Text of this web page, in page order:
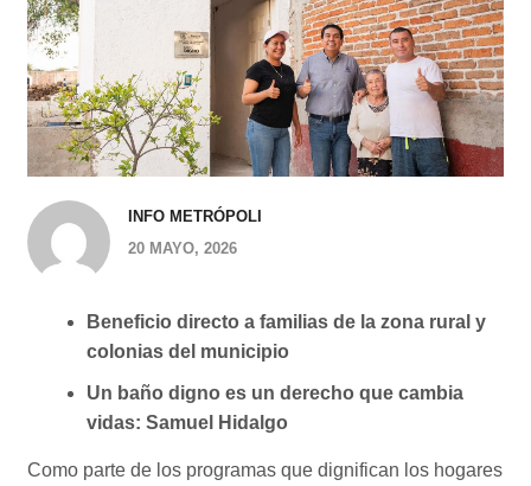
INFO METRÓPOLI
20 MAYO, 2026
Beneficio directo a familias de la zona rural y
colonias del municipio
Un baño digno es un derecho que cambia
vidas: Samuel Hidalgo
Como parte de los programas que dignifican los hogares